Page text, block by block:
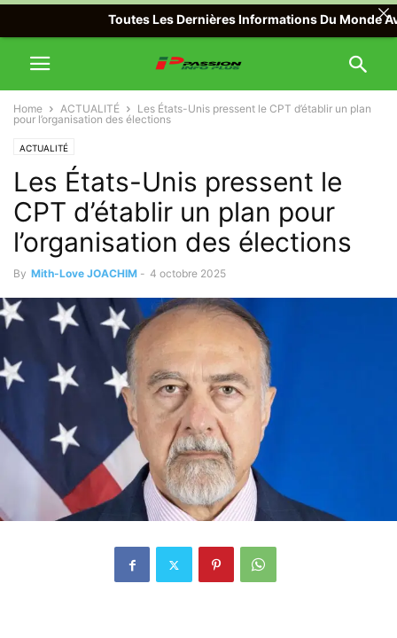
Home ACTUALITÉ
Les États-Unis pressent le CPT d’établir un plan
pour l’organisation des élections
ACTUALITÉ
Les États-Unis pressent le
CPT d’établir un plan pour
l’organisation des élections
By Mith-Love JOACHIM - 4 octobre 2025
Toutes Les Dernières Informations Du Monde